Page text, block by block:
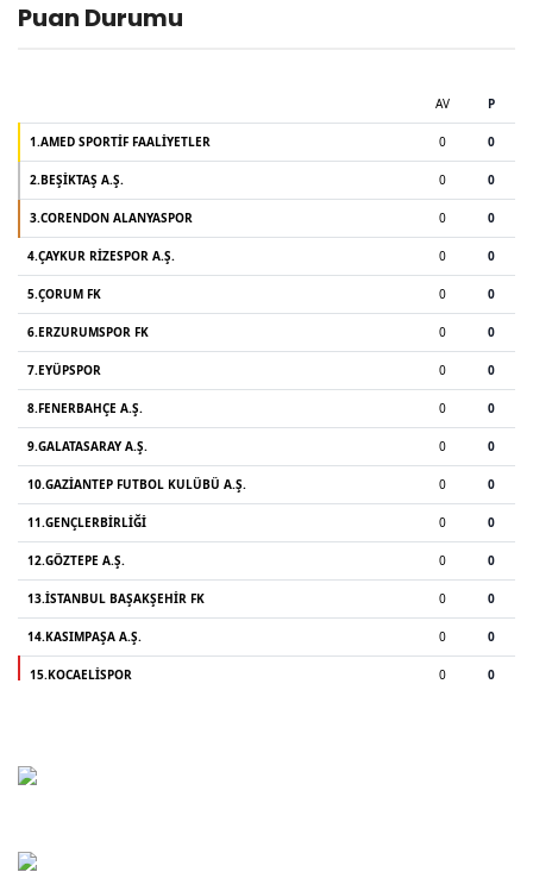
Puan Durumu